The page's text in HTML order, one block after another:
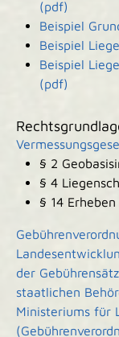
(pdf)
Beispiel
Beispiel
Beispiel
(pdf)
§ 2
§ 4
§ 14
der
staatlichen
Ministeriums für